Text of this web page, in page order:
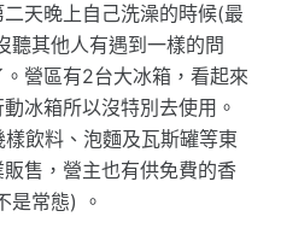
天晚上自己洗澡的時候(最
聽其他人有遇到一樣的問
營區有2台大冰箱，看起來
冰箱所以沒特別去使用。
飲料、泡麵及瓦斯罐等東
售，營主也有供免費的香
是常態) 。